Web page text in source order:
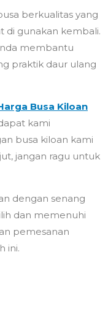
berkualitas yang
di gunakan kembali.
membantu
praktik daur ulang
Busa Kiloan
kami
busa kiloan kami
jangan ragu untuk
dengan senang
dan memenuhi
pemesanan
ini.